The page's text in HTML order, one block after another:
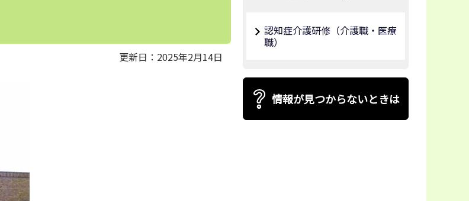
更新日：2025年2月14日
認知症介護研修（介護職・医療
職）
情報が見つからないときは